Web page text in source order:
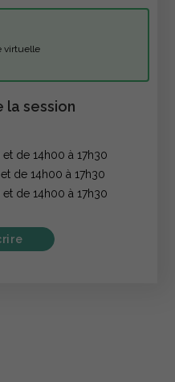
11/26 - Classe virtuelle
la session
de 14h00 à 17h30
de 14h00 à 17h30
de 14h00 à 17h30